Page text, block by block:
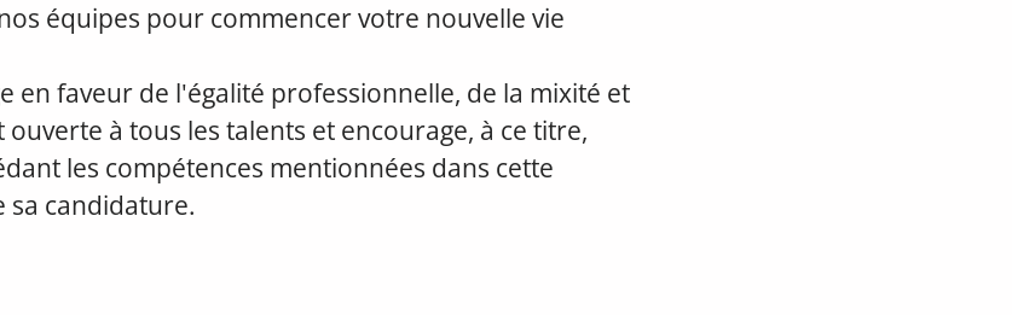
équipes pour commencer votre nouvelle vie
en faveur de l'égalité professionnelle, de la mixité et
ouverte à tous les talents et encourage, à ce titre,
les compétences mentionnées dans cette
sa candidature.